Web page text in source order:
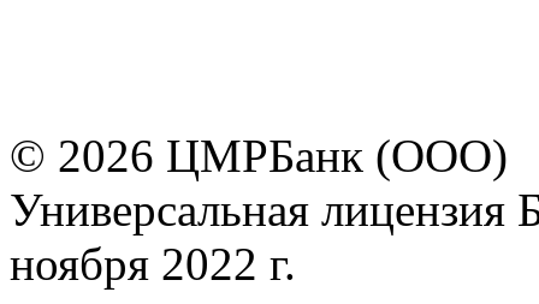
© 2026 ЦМРБанк (ООО)
Универсальная
ноября 2022 г.